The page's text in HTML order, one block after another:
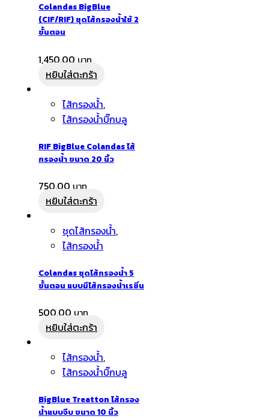
Colandas BigBlue
(CIF/RIF) ชุดไส้กรองน้ำใช้ 2
ขั้นตอน
1,450.00
หยิบใส่ตะกร้า
ไส้กรองน้ำ,
ไส้กรองน้ำบิ๊กบลู
RIF BigBlue Colandas ไส้
กรองน้ำ ขนาด 20 นิ้ว
750.00
หยิบใส่ตะกร้า
ชุดไส้กรองน้ำ,
ไส้กรองน้ำ
Colandas ชุดไส้กรองน้ำ 5
ขั้นตอน แบบมีไส้กรองน้ำเรซิ่น
500.00
หยิบใส่ตะกร้า
ไส้กรองน้ำ,
ไส้กรองน้ำบิ๊กบลู
BigBlue Treatton ไส้กรอง
น้ำแบบจีบ ขนาด 10 นิ้ว